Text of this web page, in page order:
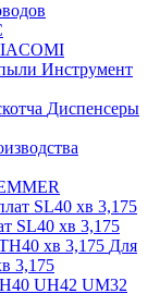
Инструмент
Диспенсеры
SL40 хв 3,175
Для
3,175